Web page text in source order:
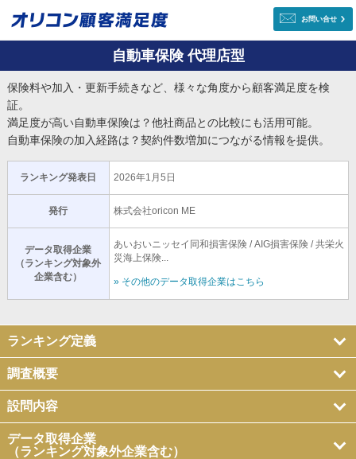
お問い合せ
自動車保険 代理店型
保険料や加入・更新手続きなど、様々な角度から顧客満足度を検
証。
満足度が高い自動車保険は？他社商品との比較にも活用可能。
自動車保険の加入経路は？契約件数増加につながる情報を提供。
ランキング発表日 2026年1月5日
発行 株式会社oricon ME
データ取得企業
（ランキング対象外
企業含む）
あいおいニッセイ同和損害保険 / AIG損害保険 / 共栄火
災海上保険...
» その他のデータ取得企業はこちら
ランキング定義
調査概要
設問内容
データ取得企業
（ランキング対象外企業含む）